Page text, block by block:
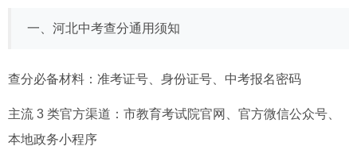
一、河北中考查分通用须知
查分必备材料：准考证号、身份证号、中考报名密码
主流 3 类官方渠道：市教育考试院官网、官方微信公众号、
本地政务小程序